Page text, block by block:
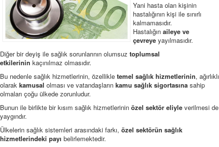
Yani hasta olan kişinin
hastalığının kişi ile sınırlı
kalmamasıdır.
Hastalığın aileye ve
çevreye yayılmasıdır.
Diğer bir deyiş ile sağlık sorunlarının olumsuz toplumsal
etkilerinin kaçınılmaz olmasıdır.
Bu nedenle sağlık hizmetlerinin, özellikle temel sağlık hizmetlerinin, ağırlıklı
olarak kamusal olması ve vatandaşların kamu sağlık sigortasına sahip
olmaları çoğu ülkede zorunludur.
Bunun ile birlikte bir kısım sağlık hizmetlerinin özel sektör eliyle verilmesi de
yaygındır.
Ülkelerin sağlık sistemleri arasındaki farkı, özel sektörün sağlık
hizmetlerindeki payı belirlemektedir.